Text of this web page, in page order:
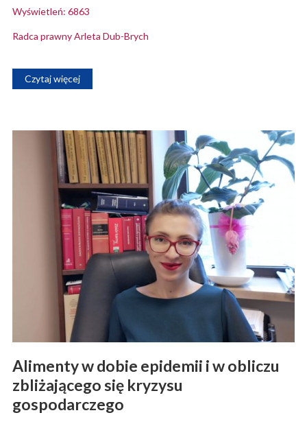
Wyświetleń: 6863
Radca prawny Arleta Dub-Brych
Czytaj więcej
Alimenty w dobie epidemii i w obliczu
zbliżającego się kryzysu
gospodarczego